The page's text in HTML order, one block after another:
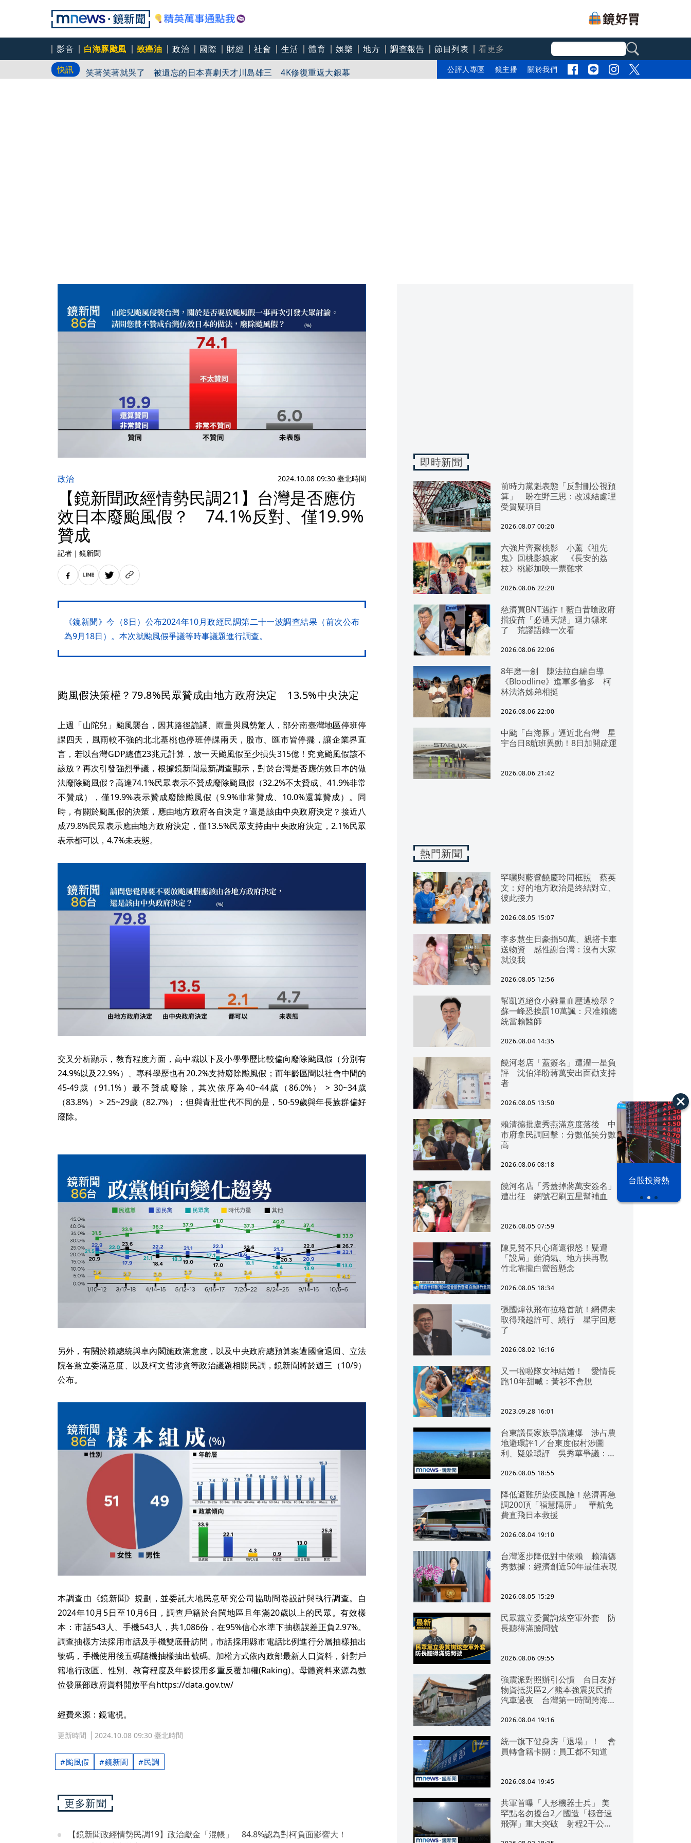
影音 白海豚颱風 致癌油 政治 國際 財經 社會 生活 體育 娛樂 地方 調查報告 節目列表
看更多
快訊
中颱「白海豚」逼近北台灣 星宇台日8航班異動！8日加開疏運
笑著笑著就哭了 被遺忘的日本喜劇天才川島雄三 4K修復重返大銀幕
公評人專區 鏡主播 關於我們
之下
台股投資熱
政治 2024.10.08 09:30 臺北時間
【鏡新聞政經情勢民調21】台灣是否應仿
效日本廢颱風假？ 74.1%反對、僅19.9%
贊成
記者 ｜ 鏡新聞
《鏡新聞》今（8日）公布2024年10月政經民調第二十一波調查結果（前次公布
為9月18日）。本次就颱風假爭議等時事議題進行調查。
颱風假決策權？79.8%民眾贊成由地方政府決定 13.5%中央決定
上週「山陀兒」颱風襲台，因其路徑詭譎、雨量與風勢驚人，部分南臺灣地區停班停
課四天，風雨較不強的北北基桃也停班停課兩天，股市、匯市皆停擺，讓企業界直
言，若以台灣GDP總值23兆元計算，放一天颱風假至少損失315億！究竟颱風假該不
該放？再次引發強烈爭議，根據鏡新聞最新調查顯示，對於台灣是否應仿效日本的做
法廢除颱風假？高達74.1%民眾表示不贊成廢除颱風假（32.2%不太贊成、41.9%非常
不贊成），僅19.9%表示贊成廢除颱風假（9.9%非常贊成、10.0%還算贊成）。同
時，有關於颱風假的決策，應由地方政府各自決定？還是該由中央政府決定？接近八
成79.8%民眾表示應由地方政府決定，僅13.5%民眾支持由中央政府決定，2.1%民眾
表示都可以，4.7%未表態。
交叉分析顯示，教育程度方面，高中職以下及小學學歷比較偏向廢除颱風假（分別有
24.9%以及22.9%）、專科學歷也有20.2%支持廢除颱風假；而年齡區間以社會中間的
45-49歲（91.1%）最不贊成廢除，其次依序為40~44歲（86.0%） > 30~34歲
（83.8%） > 25~29歲（82.7%）；但與青壯世代不同的是，50-59歲與年長族群偏好
廢除。
另外，有關於賴總統與卓內閣施政滿意度，以及中央政府總預算案遭國會退回、立法
院各黨立委滿意度、以及柯文哲涉貪等政治議題相關民調，鏡新聞將於週三（10/9）
公布。
本調查由《鏡新聞》規劃，並委託大地民意研究公司協助問卷設計與執行調查。自
2024年10月5日至10月6日，調查戶籍於台閩地區且年滿20歲以上的民眾。有效樣
本：市話543人、手機543人，共1,086份，在95%信心水準下抽樣誤差正負2.97%。
調查抽樣方法採用市話及手機雙底冊訪問，市話採用縣市電話比例進行分層抽樣抽出
號碼，手機使用後五碼隨機抽樣抽出號碼。加權方式依內政部最新人口資料，針對戶
籍地行政區、性別、教育程度及年齡採用多重反覆加權(Raking)。母體資料來源為數
位發展部政府資料開放平台https://data.gov.tw/
經費來源：鏡電視。
更新時間 2024.10.08 09:30 臺北時間
颱風假 鏡新聞 民調
更多新聞
【鏡新聞政經情勢民調19】政治獻金「混帳」 84.8%認為對柯負面影響大！
即時新聞
前時力黨魁表態「反對刪公視預
算」 盼在野三思：改凍結處理
受質疑項目
2026.08.07 00:20
六強片齊聚桃影 小薰《祖先
鬼》回桃影娘家 《長安的荔
枝》桃影加映一票難求
2026.08.06 22:20
慈濟買BNT遇詐！藍白昔嗆政府
擋疫苗「必遭天譴」迴力鏢來
了 荒謬語錄一次看
2026.08.06 22:06
8年磨一劍 陳法拉自編自導
《Bloodline》進軍多倫多 柯
林法洛姊弟相挺
2026.08.06 22:00
中颱「白海豚」逼近北台灣 星
宇台日8航班異動！8日加開疏運
2026.08.06 21:42
熱門新聞
罕曬與藍營饒慶玲同框照 蔡英
文：好的地方政治是終結對立、
彼此接力
2026.08.05 15:07
李多慧生日豪捐50萬、親搭卡車
送物資 感性謝台灣：沒有大家
就沒我
2026.08.05 12:56
幫凱道絕食小雞量血壓遭檢舉？
蘇一峰恐挨罰10萬諷：只准賴總
統當賴醫師
2026.08.04 14:35
饒河老店「蓋簽名」遭灌一星負
評 沈伯洋盼蔣萬安出面勸支持
者
2026.08.05 13:50
賴清德批盧秀燕滿意度落後 中
市府拿民調回擊：分數低笑分數
高
2026.08.06 08:18
饒河名店「秀蓋掉蔣萬安簽名」
遭出征 網號召刷五星幫補血
2026.08.05 07:59
陳見賢不只心痛還很怒！疑遭
「設局」難消氣、地方拱再戰
竹北靠攏白營留懸念
2026.08.05 18:34
張國煒執飛布拉格首航！網傳未
取得飛越許可、繞行 星宇回應
了
2026.08.02 16:16
又一啦啦隊女神結婚！ 愛情長
跑10年甜喊：黃衫不會脫
2023.09.28 16:01
台東議長家族爭議連爆 涉占農
地避環評1／台東度假村涉圖
利、疑躲環評 吳秀華爭議：概
2026.08.05 18:55
降低避難所染疫風險！慈濟再急
調200頂「福慧隔屏」 華航免
費直飛日本救援
2026.08.04 19:10
台灣逐步降低對中依賴 賴清德
秀數據：經濟創近50年最佳表現
2026.08.05 15:29
民眾黨立委質詢炫空軍外套 防
長聽得滿臉問號
2026.08.06 09:55
強震派對照辦引公憤 台日友好
物資抵災區2／熊本強震災民擠
汽車過夜 台灣第一時間跨海急
2026.08.04 19:16
統一旗下健身房「退場」！ 會
員轉會籍卡關：員工都不知道
2026.08.04 19:45
共軍首曝「人形機器士兵」 美
罕點名勿擾台2／國造「極音速
飛彈」重大突破 射程2千公里